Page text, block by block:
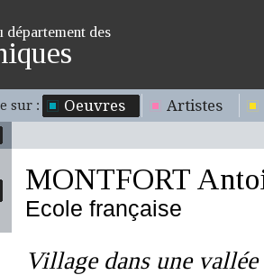
des
sur : Oeuvres Artistes
MONTFORT
Ecole française
Village dans une